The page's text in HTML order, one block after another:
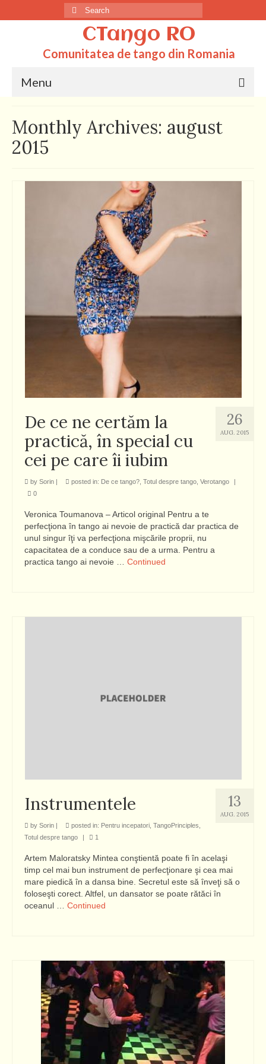
Search
for:
CTango RO
Comunitatea de tango din Romania
Menu
Totul despre tango
Monthly Archives: august
2015
26
AUG. 2015
De ce ne certăm la
practică, în special cu
cei pe care îi iubim
by Sorin | posted in: De ce tango? Totul despre tango Verotango
|
0
Veronica Toumanova – Articol original Pentru a te
perfecţiona în tango ai nevoie de practică dar practica de
unul singur îţi va perfecţiona mişcările proprii, nu
capacitatea de a conduce sau de a urma. Pentru a
practica tango ai nevoie … Continued
13
AUG. 2015
Instrumentele
by Sorin | posted in: Pentru incepatori TangoPrinciples
Totul despre tango
| 1
Artem Maloratsky Mintea conştientă poate fi în acelaşi
timp cel mai bun instrument de perfecţionare şi cea mai
mare piedică în a dansa bine. Secretul este să înveţi să o
foloseşti corect. Altfel, un dansator se poate rătăci în
oceanul … Continued